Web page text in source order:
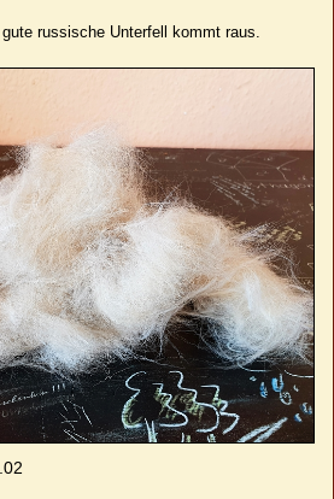
russische Unterfell kommt raus.